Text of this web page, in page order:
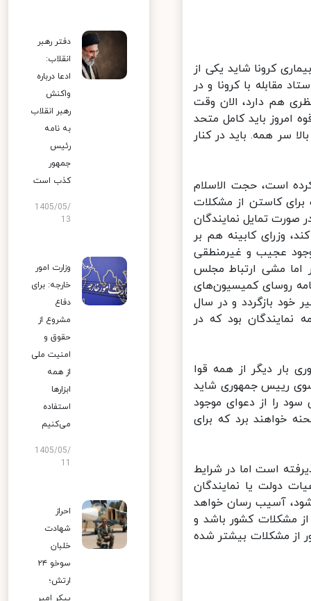
کرونا شاید یکی از
با کرونا و در
هم دارد، الان وقت
باید کامل متحد
سر همه. باید در کنار
است، حجت الاسلام
کاستن از مشکلات
تمایل نمایندگان
وزرای کابینه هم بر
عجیب و غیرمنطقی
اما مشی ارتباط مجلس
روسای کمیسیون‌های
بازگردد و در سال
بود که در
دیگر از همه قوا
رییس جمهوری شاید
را از دعوای موجود
خواهند برد که برای
است اما در شرایط
دولت یا نمایندگان
آسیب رسان خواهد
مشکلات کشور باشد و
از مشکلات بیشتر شده
دفتر رهبر
انقلاب:
ادعا درباره
واکنش
رهبر انقلاب
به نامه
رئیس
جمهور
کذب است
1405/05/
13
وزارت امور
خارجه: برای
دفاع
مشروع از
حقوق و
امنیت ملی
از همه
ابزارها
استفاده
می‌کنیم
1405/05/
احراز
شهادت
خلبان
سوخو ۲۴
ارتش؛
پیکر امیر